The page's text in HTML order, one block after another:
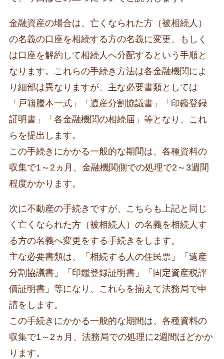
金融資産の場合は、亡くなられた方（被相続人）
の名義の口座を相続する方の名義に変更、もしく
は口座を解約して相続人へ分配するという手順と
なります。これらの手続き方法は各金融機関によ
り細部は異なりますが、主な必要書類としては
「戸籍謄本一式」「遺産分割協議書」「印鑑登録
証明書」「各金融機関の相続届」等となり、これ
らを提出します。
この手続きにかかる一般的な期間は、各種資料の
収集で1～2ヵ月、金融機関側での処理で2～3週間
程度かかります。
次に不動産の手続きですが、こちらも上記と同じ
く亡くなられた方（被相続人）の名義を相続人す
る方の名義へ変更をする手続きをします。
主な必要書類は、「相続する人の住民票」「遺産
分割協議書」「印鑑登録証明書」「固定資産税評
価証明書」等になり、これらを揃えて法務局で申
請をします。
この手続きにかかる一般的な期間は、各種資料の
収集で1～2ヵ月、法務局での処理に2週間ほどかか
ります。